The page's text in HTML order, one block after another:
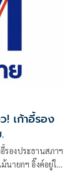
! เก้าอี้รอง
รองประธานสภาฯ
นายกฯ อิ๊งค์อยู่ใน